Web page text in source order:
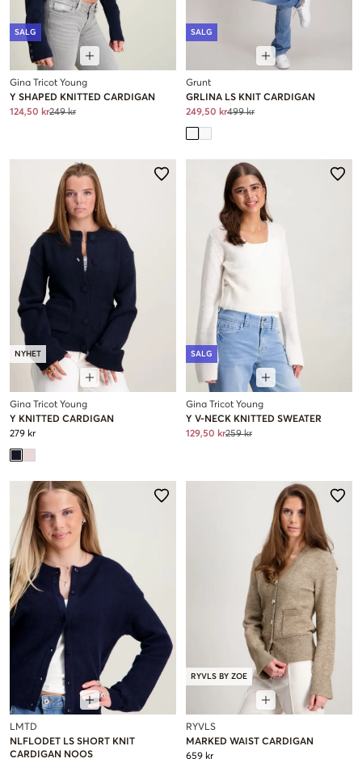
SALG
Gina Tricot Young
Y SHAPED KNITTED CARDIGAN
124,50 kr249 kr
SALG
Grunt
GRLINA LS KNIT CARDIGAN
249,50 kr499 kr
NYHET
Gina Tricot Young
Y KNITTED CARDIGAN
279 kr
SALG
Gina Tricot Young
Y V-NECK KNITTED SWEATER
129,50 kr259 kr
LMTD
NLFLODET LS SHORT KNIT
CARDIGAN NOOS
RYVLS BY ZOE
RYVLS
MARKED WAIST CARDIGAN
659 kr